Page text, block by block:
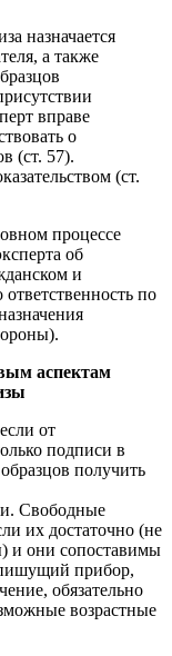
назначается
а также
вправе
о
(ст. 57).
(ст.
процессе
об
и
по
аспектам
от
подписи в
получить
Свободные
их достаточно (не
и они сопоставимы
прибор,
обязательно
возрастные